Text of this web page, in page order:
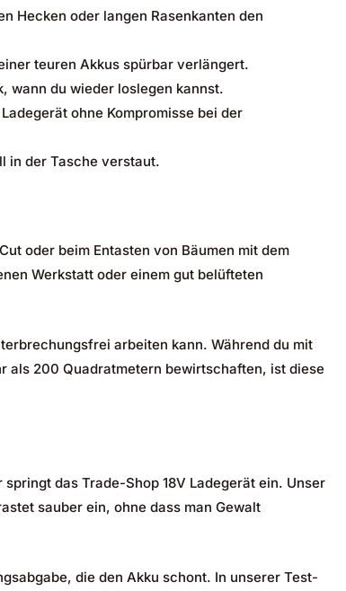
Hecken oder langen Rasenkanten den
teuren Akkus spürbar verlängert.
wann du wieder loslegen kannst.
ohne Kompromisse bei der
in der Tasche verstaut.
oder beim Entasten von Bäumen mit dem
Werkstatt oder einem gut belüfteten
arbeiten kann. Während du mit
als 200 Quadratmetern bewirtschaften, ist diese
das Trade-Shop 18V Ladegerät ein. Unser
sauber ein, ohne dass man Gewalt
die den Akku schont. In unserer Test-